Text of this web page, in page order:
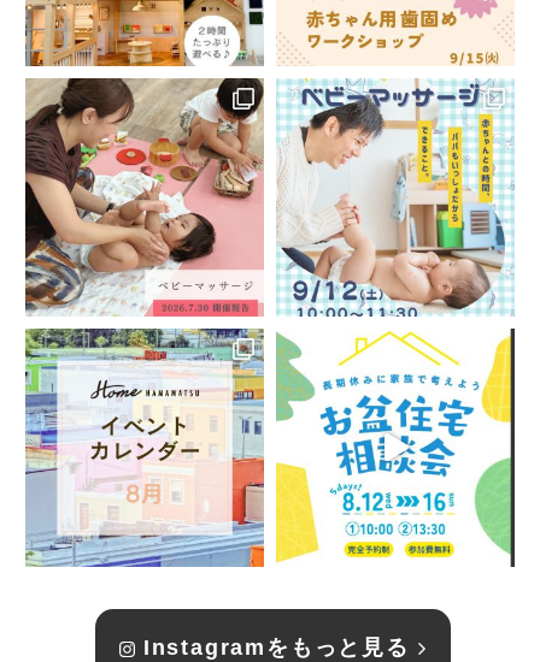
Instagramをもっと見る